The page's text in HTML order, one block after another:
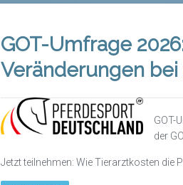
GOT-Umfrage
Veränderungen
GOT-
der
Jetzt teilnehmen: Wie Tierarztkosten die